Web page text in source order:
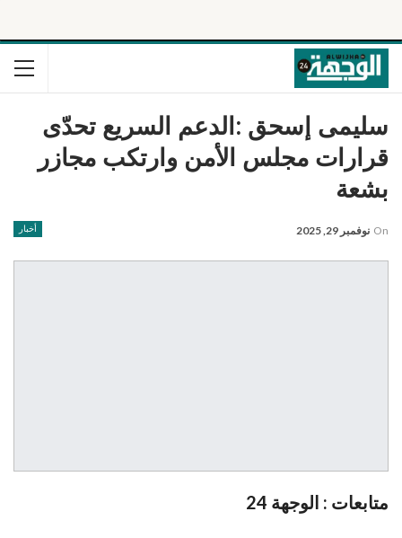
سليمى إسحق :الدعم السريع تحدّى
قرارات مجلس الأمن وارتكب مجازر
بشعة
أخبار On نوفمبر 29, 2025
متابعات : الوجهة 24